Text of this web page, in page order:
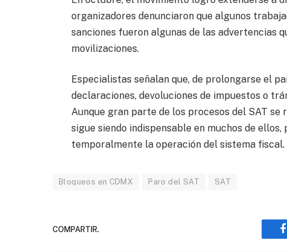
organizadores denunciaron que algunos
sanciones fueron algunas de las advertencias
movilizaciones.
Especialistas señalan que, de prolongarse el
declaraciones, devoluciones de impuestos o
Aunque gran parte de los procesos del SAT
sigue siendo indispensable en muchos de
temporalmente la operación del sistema fiscal.
Bloqueos en CDMX Paro del SAT SAT
COMPARTIR.